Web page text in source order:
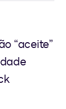
“aceite”